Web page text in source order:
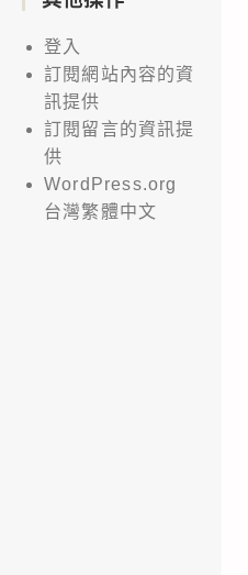
登入
訂閱網站內容的資
訊提供
訂閱留言的資訊提
供
WordPress.org
台灣繁體中文